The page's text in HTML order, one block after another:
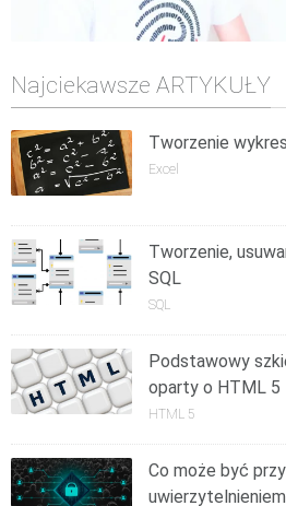
Najciekawsze ARTYKUŁY
Tworzenie
Excel
Tworzenie,
SQL
SQL
Podstawowy
oparty o HTML 5
HTML 5
Co może być